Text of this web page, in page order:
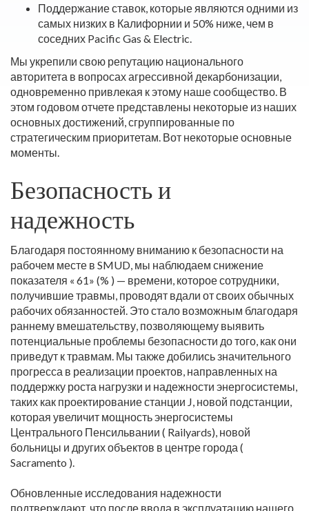
Поддержание ставок, которые являются одними из
самых низких в Калифорнии и 50% ниже, чем в
соседних Pacific Gas & Electric.
Мы укрепили свою репутацию национального
авторитета в вопросах агрессивной декарбонизации,
одновременно привлекая к этому наше сообщество. В
этом годовом отчете представлены некоторые из наших
основных достижений, сгруппированные по
стратегическим приоритетам. Вот некоторые основные
моменты.
Безопасность и
надежность
Благодаря постоянному вниманию к безопасности на
рабочем месте в SMUD, мы наблюдаем снижение
показателя « 61» (% ) — времени, которое сотрудники,
получившие травмы, проводят вдали от своих обычных
рабочих обязанностей. Это стало возможным благодаря
раннему вмешательству, позволяющему выявить
потенциальные проблемы безопасности до того, как они
приведут к травмам. Мы также добились значительного
прогресса в реализации проектов, направленных на
поддержку роста нагрузки и надежности энергосистемы,
таких как проектирование станции J, новой подстанции,
которая увеличит мощность энергосистемы
Центрального Пенсильвании ( Railyards), новой
больницы и других объектов в центре города (
Sacramento ).
Обновленные исследования надежности
подтверждают, что после ввода в эксплуатацию нашего